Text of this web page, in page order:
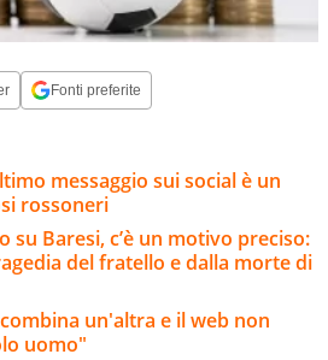
Fonti preferite
messaggio sui social è un
rossoneri
su Baresi, c’è un motivo preciso:
del fratello e dalla morte di
un'altra e il web non
uomo"